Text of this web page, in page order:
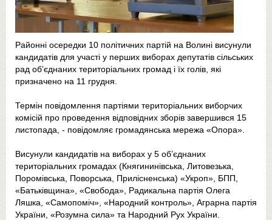
Районні осередки 10 політичних партій на Волині висунули
кандидатів для участі у перших виборах депутатів сільських
рад об’єднаних територіальних громад і їх голів, які
призначено на 11 грудня.
Термін повідомлення партіями територіальних виборчих
комісій про проведення відповідних зборів завершився 15
листопада, - повідомляє громадянська мережа «Опора».
Висунули кандидатів на виборах у 5 об’єднаних
територіальних громадах (Княгининівська, Литовезька,
Поромівська, Поворська, Прилісненська) «Укроп», БПП,
«Батьківщина», «Свобода», Радикальна партія Олега
Ляшка, «Самопоміч», «Народний контроль», Аграрна партія
України, «Розумна сила» та Народний Рух України.